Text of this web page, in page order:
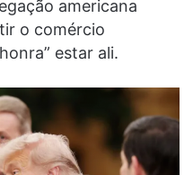
americana
o comércio
estar ali.